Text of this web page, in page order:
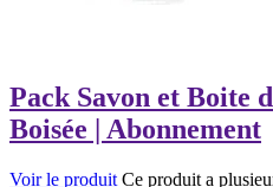
Pack Savon et Boite
Boisée | Abonnement
Voir le produit Ce produit a